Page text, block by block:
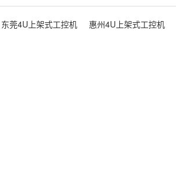
东莞4U上架式工控机 惠州4U上架式工控机